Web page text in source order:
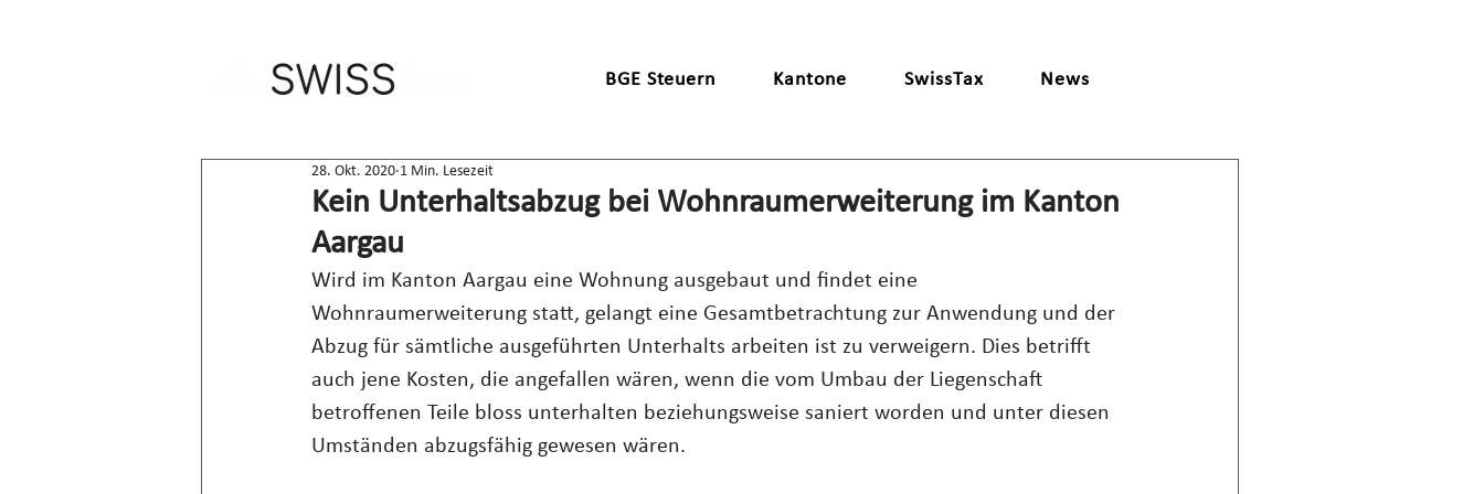
BGE Steuern Kantone SwissTax News
Kein Unterhaltsabzug bei Wohnraumerweiterung im Kanton
Aargau
28. Okt. 2020 1 Min. Lesezeit
Wird im Kanton Aargau eine Wohnung ausgebaut und findet eine
Wohnraumerweiterung statt, gelangt eine Gesamtbetrachtung zur Anwendung und der
Abzug für sämtliche ausgeführten Unterhalts arbeiten ist zu verweigern. Dies betrifft
auch jene Kosten, die angefallen wären, wenn die vom Umbau der Liegenschaft
betroffenen Teile bloss unterhalten beziehungsweise saniert worden und unter diesen
Umständen abzugsfähig gewesen wären.